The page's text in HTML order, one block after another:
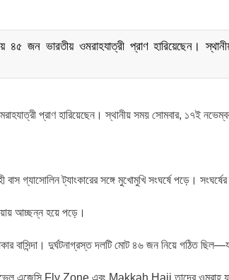
জন ভারতীয় ওমরাহযাত্রী প্রাণ হারিয়েছেন।
প্রাণ হারিয়েছেন। স্থানীয় সময় সোমবার, ১৭ই
গ্যাসোলিন ট্যাংকারের সঙ্গে মুখোমুখি সংঘর্ষে পড়ে। সংঘর্ষের
আচ্ছন্ন হয়ে পড়ে।
বাসিন্দা। দুর্ঘটনাগ্রস্ত দলটি মোট ৪৬ জন নিয়ে গঠিত